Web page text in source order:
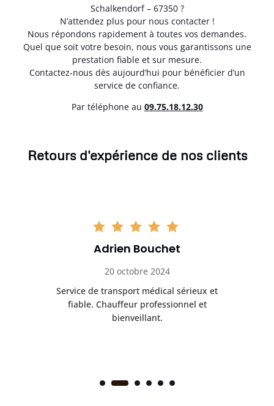
Schalkendorf – 67350 ?
N’attendez plus pour nous contacter !
Nous répondons rapidement à toutes vos demandes.
Quel que soit votre besoin, nous vous garantissons une
prestation fiable et sur mesure.
Contactez-nous dès aujourd’hui pour bénéficier d’un
service de confiance.
Par téléphone au 09.75.18.12.30
Retours d'expérience de nos clients
Adrien Bouchet
20 octobre 2024
Service de transport médical sérieux et
fiable. Chauffeur professionnel et
bienveillant.